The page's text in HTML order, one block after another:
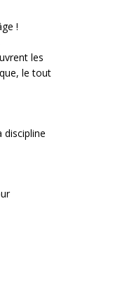
!
les
le tout
discipline